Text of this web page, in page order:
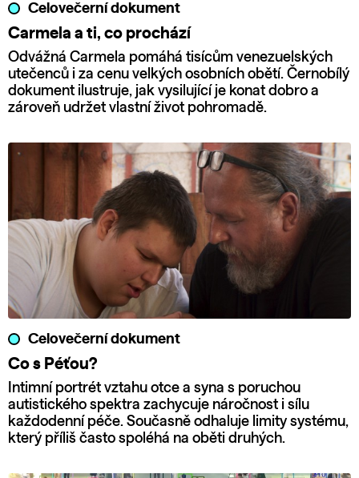
Celovečerní dokument
Carmela a ti, co prochází
Odvážná Carmela pomáhá tisícům venezuelských
utečenců i za cenu velkých osobních obětí. Černobílý
dokument ilustruje, jak vysilující je konat dobro a
zároveň udržet vlastní život pohromadě.
Celovečerní dokument
Co s Péťou?
Intimní portrét vztahu otce a syna s poruchou
autistického spektra zachycuje náročnost i sílu
každodenní péče. Současně odhaluje limity systému,
který příliš často spoléhá na oběti druhých.